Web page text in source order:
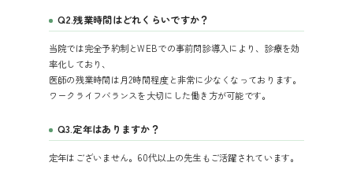
Q2.残業時間はどれくらいですか？
当院では完全予約制とWEBでの事前問診導入により、診療を効
率化しており、
医師の残業時間は月2時間程度と非常に少なくなっております。
ワークライフバランスを大切にした働き方が可能です。
Q3.定年はありますか？
定年はございません。60代以上の先生もご活躍されています。